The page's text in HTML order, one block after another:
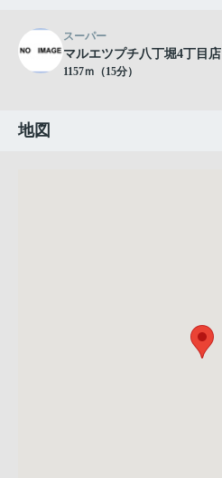
スーパー
マルエツプチ八丁堀4丁目店
1157ｍ（15分）
地図